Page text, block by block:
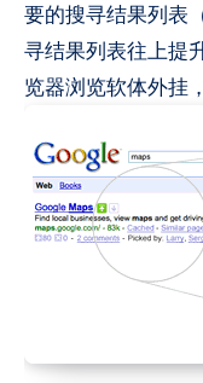
要的搜寻结果列表
寻结果列表往上提
览器浏览软体外挂